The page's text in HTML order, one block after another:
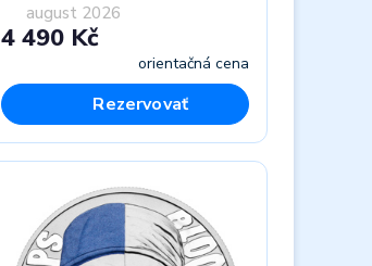
august 2026
4 490 Kč
orientačná cena
Rezervovať